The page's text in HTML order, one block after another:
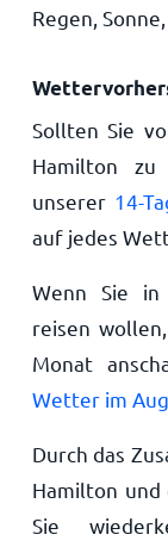
Regen,
Sollten Sie
Hamilton
unserer 14-
auf jedes
Wenn Sie
reisen
Monat
Wetter im
Durch das
Hamilton
Sie